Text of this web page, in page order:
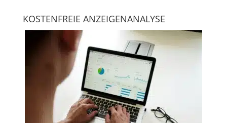
KOSTENFREIE ANZEIGENANALYSE